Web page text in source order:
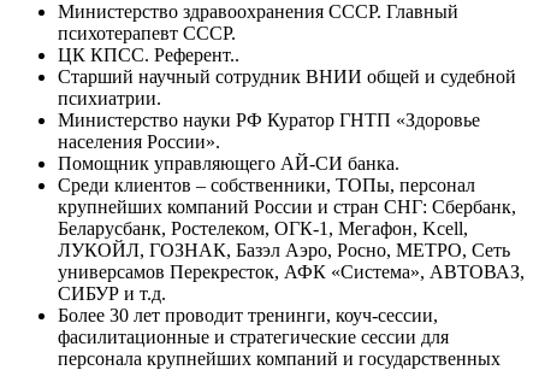
Министерство здравоохранения СССР. Главный
психотерапевт СССР.
ЦК КПСС. Референт..
Старший научный сотрудник ВНИИ общей и судебной
психиатрии.
Министерство науки РФ Куратор ГНТП «Здоровье
населения России».
Помощник управляющего АЙ-СИ банка.
Среди клиентов – собственники, ТОПы, персонал
крупнейших компаний России и стран СНГ: Сбербанк,
Беларусбанк, Ростелеком, ОГК-1, Мегафон, Kcell,
ЛУКОЙЛ, ГОЗНАК, Базэл Аэро, Росно, МЕТРО, Сеть
универсамов Перекресток, АФК «Система», АВТОВАЗ,
СИБУР и т.д.
Более 30 лет проводит тренинги, коуч-сессии,
фасилитационные и стратегические сессии для
персонала крупнейших компаний и государственных